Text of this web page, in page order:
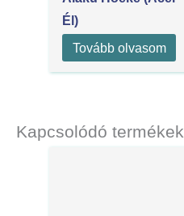
Él)
Tovább olvasom
Kapcsolódó termékek